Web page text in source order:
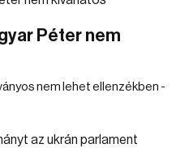
Péter nem
nem lehet ellenzékben -